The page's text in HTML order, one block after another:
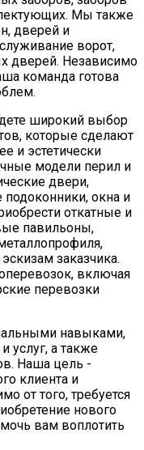
Мы также
дверей и
ворот,
дверей. Независимо
команда готова
широкий выбор
которые сделают
и эстетически
модели перил и
двери,
окна и
откатные и
павильоны,
заказчика.
включая
перевозки
навыками,
услуг, а также
Наша цель -
клиента и
от того, требуется
нового
вам воплотить